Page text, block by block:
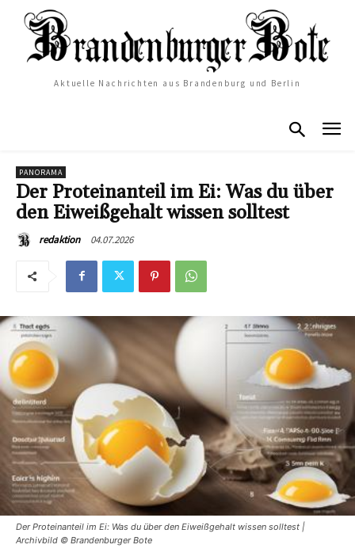
Aktuelle Nachrichten aus Brandenburg und Berlin
PANORAMA
Der Proteinanteil im Ei: Was du über
den Eiweißgehalt wissen solltest
redaktion 04.07.2026
Der Proteinanteil im Ei: Was du über den Eiweißgehalt wissen solltest |
Archivbild © Brandenburger Bote